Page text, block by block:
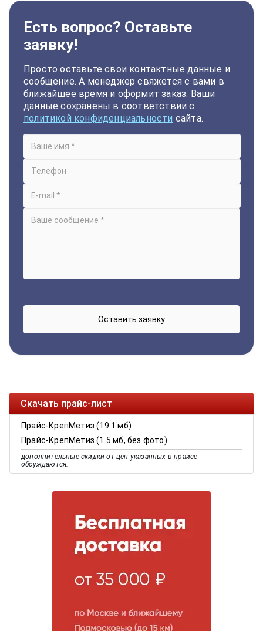
Есть вопрос? Оставьте
заявку!
Просто оставьте свои контактные данные и
сообщение. А менеджер свяжется с вами в
ближайшее время и оформит заказ. Ваши
данные сохранены в соответствии с
политикой конфиденциальности сайта.
Скачать прайс-лист
Прайс-КрепМетиз (19.1 мб)
Прайс-КрепМетиз (1.5 мб, без фото)
дополнительные скидки от цен указанных в прайсе
обсуждаются.